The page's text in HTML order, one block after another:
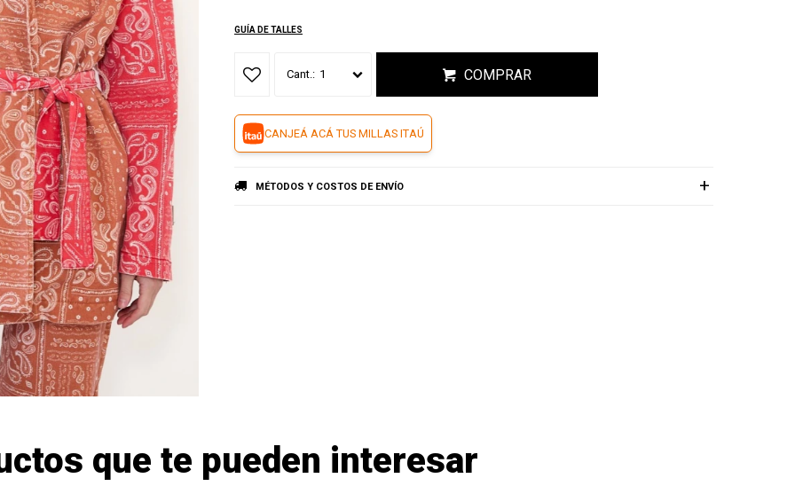
GUÍA DE TALLES
1 COMPRAR
CANJEÁ ACÁ TUS MILLAS ITAÚ
MÉTODOS Y COSTOS DE ENVÍO
que te pueden interesar